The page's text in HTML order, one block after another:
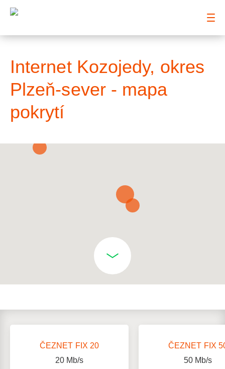
Internet Kozojedy, okres
Plzeň-sever - mapa
pokrytí
ČEZNET FIX 20
20Mb/s
ČEZNET FIX
50Mb/s
: Mapa pokrytí město